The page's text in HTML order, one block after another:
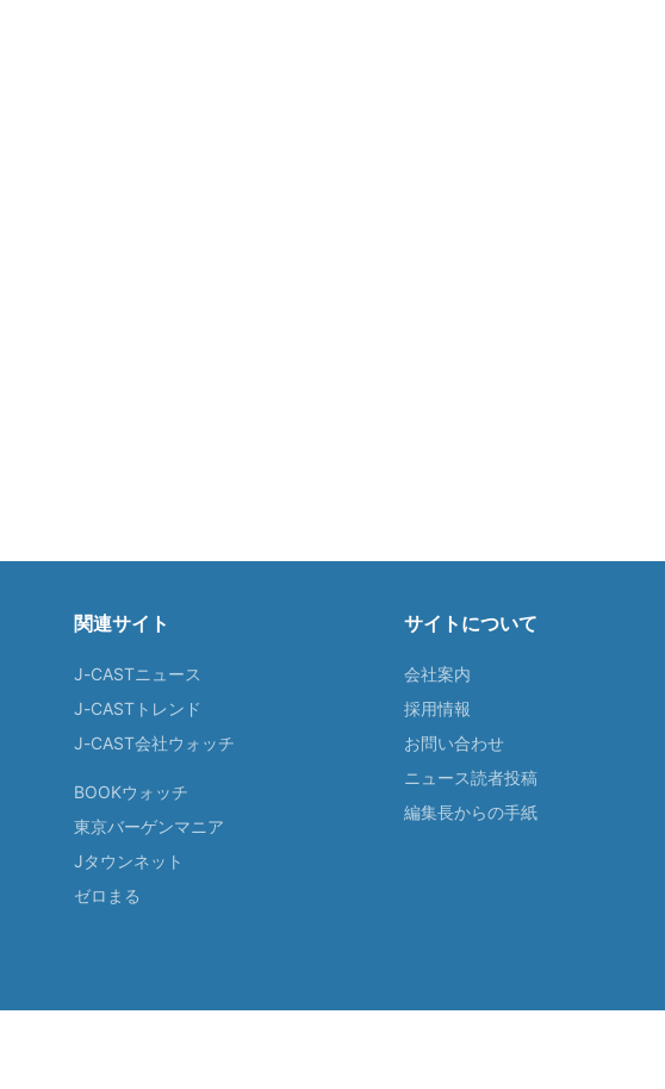
関連サイト
J-CASTニュース
J-CASTトレンド
J-CAST会社ウォッチ
BOOKウォッチ
東京バーゲンマニア
Jタウンネット
ゼロまる
サイトについて
会社案内
採用情報
お問い合わせ
ニュース読者投稿
編集長からの手紙